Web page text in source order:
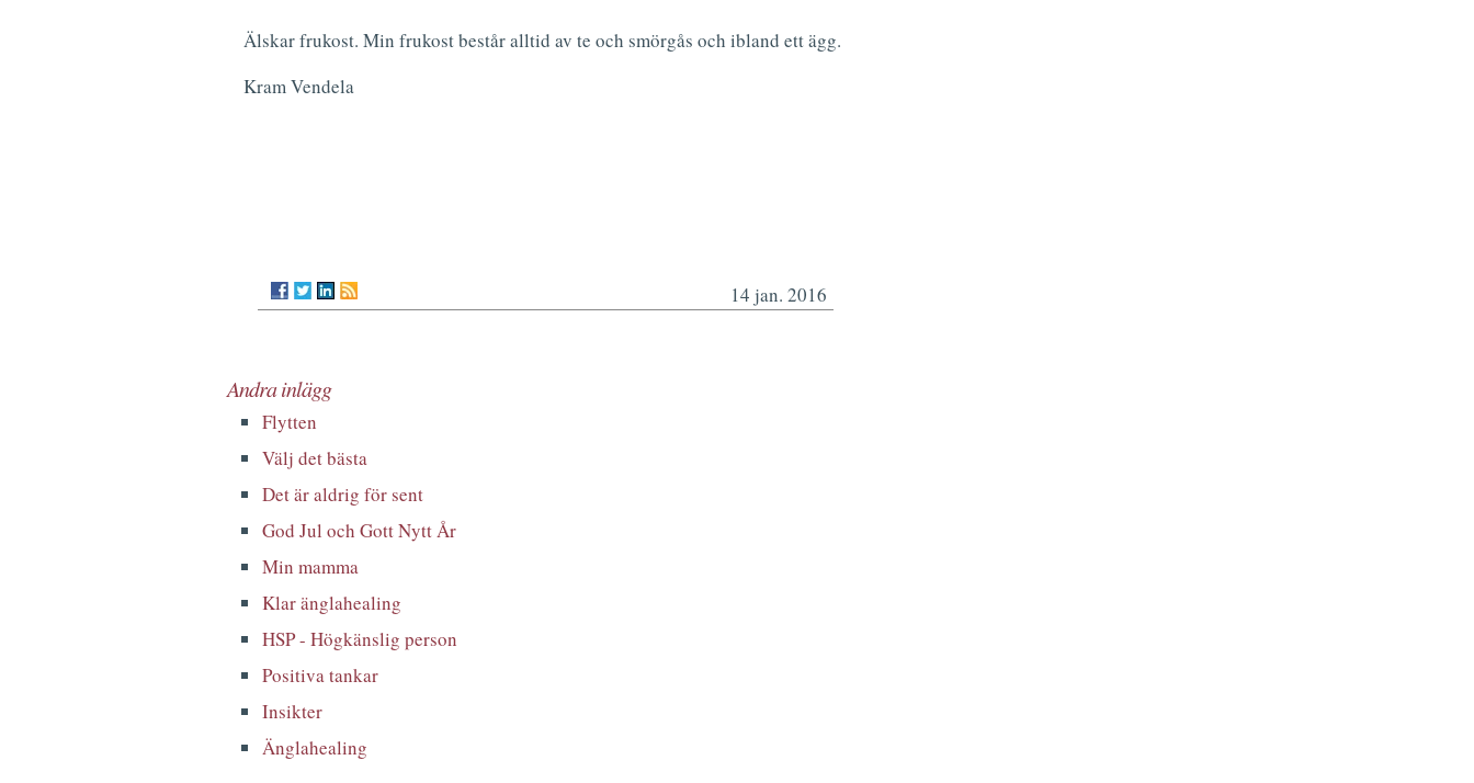
Älskar frukost. Min frukost består alltid av te och smörgås och ibland ett ägg.
Kram Vendela
14 jan. 2016
Andra inlägg
Flytten
Välj det bästa
Det är aldrig för sent
God Jul och Gott Nytt År
Min mamma
Klar änglahealing
HSP - Högkänslig person
Positiva tankar
Insikter
Änglahealing